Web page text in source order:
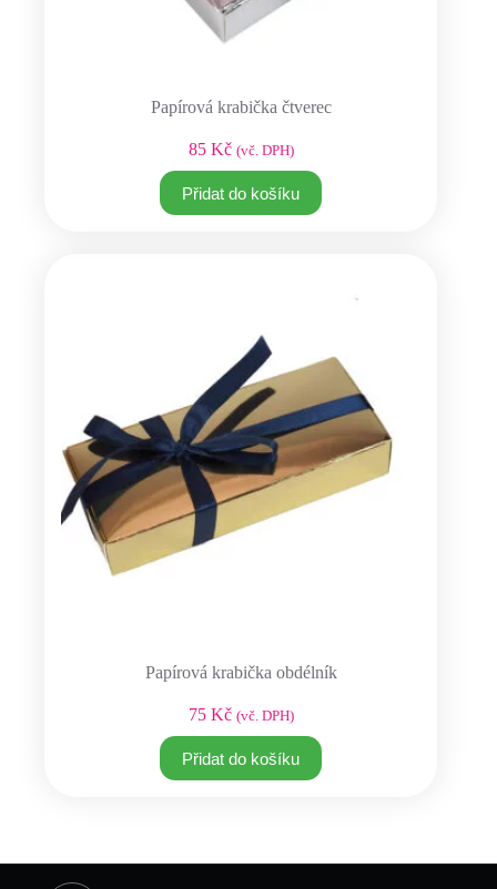
Papírová krabička čtverec
85 Kč (vč. DPH)
Přidat do košíku
Papírová krabička obdélník
75 Kč (vč. DPH)
Přidat do košíku